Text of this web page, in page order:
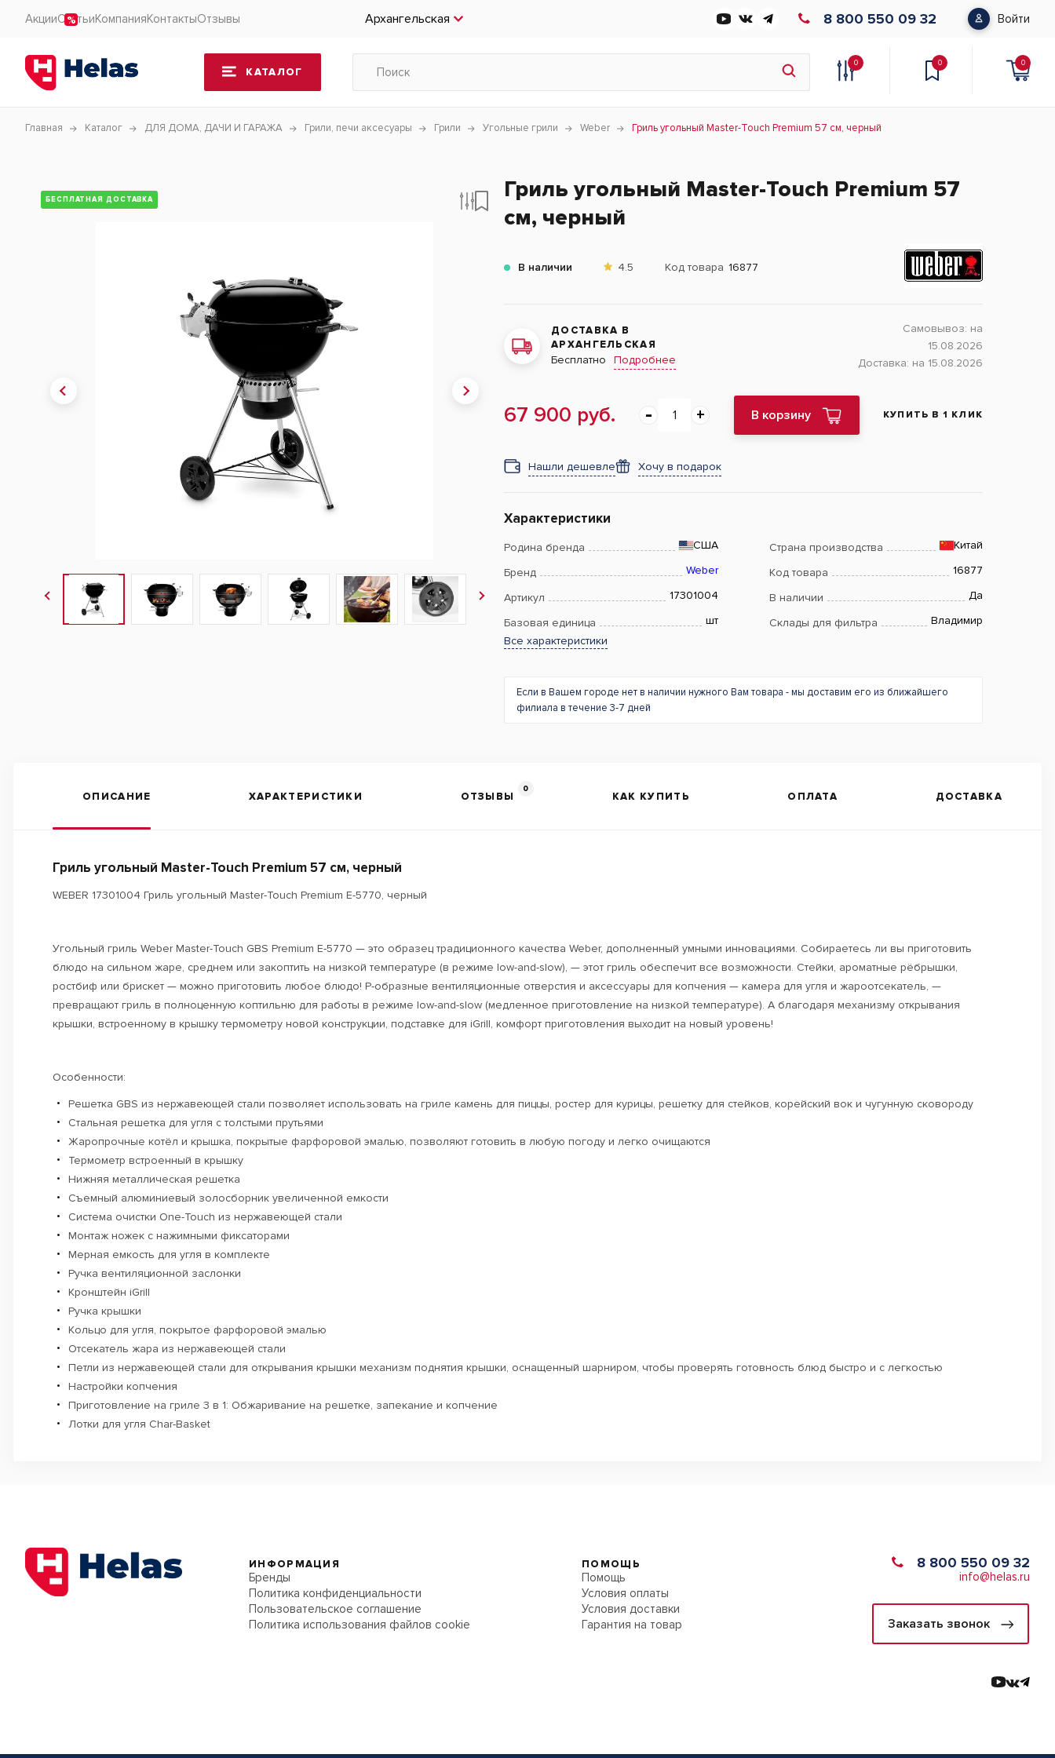
АкцииСтатьиКомпанияКонтактыОтзывы Архангельская 8 800 550 09 32 Войти
КАТАЛОГ
0 0 0
Главная Каталог ДЛЯ ДОМА, ДАЧИ И ГАРАЖА Грили, печи аксесуары Грили Угольные грили Weber Гриль угольный Master-Touch Premium 57 см, черный
БЕСПЛАТНАЯ ДОСТАВКА
Гриль угольный Master-Touch Premium 57
см, черный
В наличии 4.5 Код товара 16877
ДОСТАВКА В
АРХАНГЕЛЬСКАЯ
Бесплатно Подробнее
Самовывоз: на
15.08.2026
Доставка: на 15.08.2026
67 900 руб. В корзину КУПИТЬ В 1 КЛИК
Нашли дешевле Хочу в подарок
Характеристики
Родина бренда США Страна производства Китай
Бренд Weber Код товара 16877
Артикул 17301004 В наличии Да
Базовая единица шт Склады для фильтра
Владимир
Все характеристики
Если в Вашем городе нет в наличии нужного Вам товара - мы доставим его из ближайшего
филиала в течение 3-7 дней
ОПИСАНИЕ ХАРАКТЕРИСТИКИ ОТЗЫВЫ
0
КАК КУПИТЬ ОПЛАТА ДОСТАВКА
Гриль угольный Master-Touch Premium 57 см, черный
WEBER 17301004 Гриль угольный Master-Touch Premium E-5770, черный
Угольный гриль Weber Master-Touch GBS Premium E-5770 — это образец традиционного качества Weber, дополненный умными инновациями. Собираетесь ли вы приготовить
блюдо на сильном жаре, среднем или закоптить на низкой температуре (в режиме low-and-slow), — этот гриль обеспечит все возможности. Стейки, ароматные рёбрышки,
ростбиф или брискет — можно приготовить любое блюдо! P-образные вентиляционные отверстия и аксессуары для копчения — камера для угля и жароотсекатель, —
превращают гриль в полноценную коптильню для работы в режиме low-and-slow (медленное приготовление на низкой температуре). А благодаря механизму открывания
крышки, встроенному в крышку термометру новой конструкции, подставке для iGrill, комфорт приготовления выходит на новый уровень!
Особенности:
Решетка GBS из нержавеющей стали позволяет использовать на гриле камень для пиццы, ростер для курицы, решетку для стейков, корейский вок и чугунную сковороду
Стальная решетка для угля с толстыми прутьями
Жаропрочные котёл и крышка, покрытые фарфоровой эмалью, позволяют готовить в любую погоду и легко очищаются
Термометр встроенный в крышку
Нижняя металлическая решетка
Съемный алюминиевый золосборник увеличенной емкости
Система очистки One-Touch из нержавеющей стали
Монтаж ножек с нажимными фиксаторами
Мерная емкость для угля в комплекте
Ручка вентиляционной заслонки
Кронштейн iGrill
Ручка крышки
Кольцо для угля, покрытое фарфоровой эмалью
Отсекатель жара из нержавеющей стали
Петли из нержавеющей стали для открывания крышки механизм поднятия крышки, оснащенный шарниром, чтобы проверять готовность блюд быстро и с легкостью
Настройки копчения
Приготовление на гриле 3 в 1: Обжаривание на решетке, запекание и копчение
Лотки для угля Char-Basket
ИНФОРМАЦИЯ
Бренды
Политика конфиденциальности
Пользовательское соглашение
Политика использования файлов cookie
ПОМОЩЬ
Помощь
Условия оплаты
Условия доставки
Гарантия на товар
8 800 550 09 32
info@helas.ru
Заказать звонок